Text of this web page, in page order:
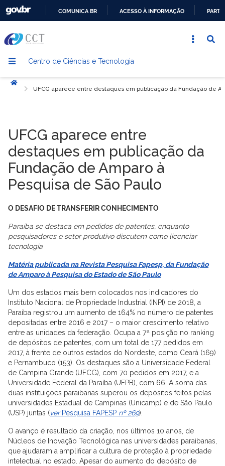
CONTEÚDO
COMUNICA BR ACESSO À INFORMAÇÃO
Centro de Ciências e Tecnologia
Início
UFCG aparece entre destaques em publicação da Fundação de
UFCG aparece entre
destaques em publicação da
Fundação de Amparo à
Pesquisa de São Paulo
O DESAFIO DE TRANSFERIR CONHECIMENTO
Paraíba se destaca em pedidos de patentes, enquanto
pesquisadores e setor produtivo discutem como licenciar
tecnologia
Matéria publicada na Revista Pesquisa Fapesp, da Fundação
de Amparo à Pesquisa do Estado de São Paulo
Um dos estados mais bem colocados nos indicadores do
Instituto Nacional de Propriedade Industrial (INPI) de 2018, a
Paraíba registrou um aumento de 164% no número de patentes
depositadas entre 2016 e 2017 – o maior crescimento relativo
entre as unidades da federação. Ocupa a 7ª posição no ranking
de depósitos de patentes, com um total de 177 pedidos em
2017, à frente de outros estados do Nordeste, como Ceará (169)
e Pernambuco (153). Os destaques são a Universidade Federal
de Campina Grande (UFCG), com 70 pedidos em 2017, e a
Universidade Federal da Paraíba (UFPB), com 66. A soma das
duas instituições paraibanas superou os depósitos feitos pelas
universidades Estadual de Campinas (Unicamp) e de São Paulo
(USP) juntas (verPesquisa FAPESP nº 269).
O avanço é resultado da criação, nos últimos 10 anos, de
Núcleos de Inovação Tecnológica nas universidades paraibanas,
que ajudaram a amplificar a cultura de proteção à propriedade
intelectual no estado. Apesar do aumento do depósito de